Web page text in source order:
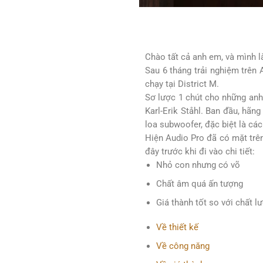
Chào tất cả anh em, và mình
Sau 6 tháng trải nghiệm trên
chạy tại District M.
Sơ lược 1 chút cho những
Karl-Erik Ståhl. Ban đầu,
loa subwoofer, đặc biệt là
Hiện Audio Pro đã có mặt
đây trước khi đi vào chi tiết:
Nhỏ con nhưng có võ
Chất âm quá ấn tượng
Giá thành tốt so với chất
Về thiết kế
Về công năng